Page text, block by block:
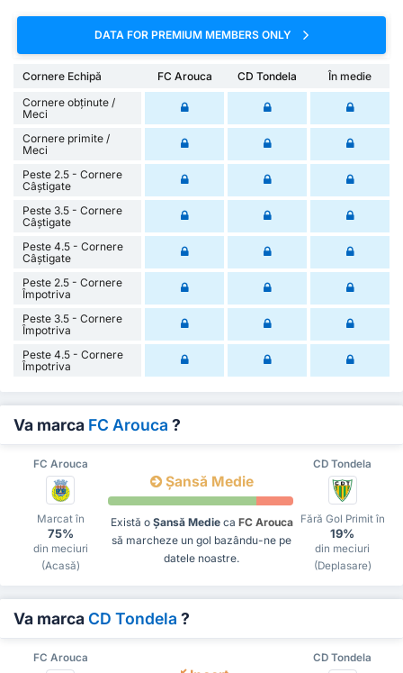
DATA FOR PREMIUM MEMBERS ONLY
Cornere Echipă FC Arouca CD Tondela
În medie
Cornere obținute /
Meci
Cornere primite /
Meci
Peste 2.5 - Cornere
Câștigate
Peste 3.5 - Cornere
Câștigate
Peste 4.5 - Cornere
Câștigate
Peste 2.5 - Cornere
Împotriva
Peste 3.5 - Cornere
Împotriva
Peste 4.5 - Cornere
Împotriva
Va marca FC Arouca ?
FC Arouca CD Tondela
Marcat în
75%
din meciuri
(Acasă)
Șansă Medie
Există o Șansă Medieca FC Arouca
să marcheze un gol bazându-ne pe
datele noastre.
Fără Gol Primit în
19%
din meciuri
(Deplasare)
Va marca CD Tondela ?
FC Arouca CD Tondela